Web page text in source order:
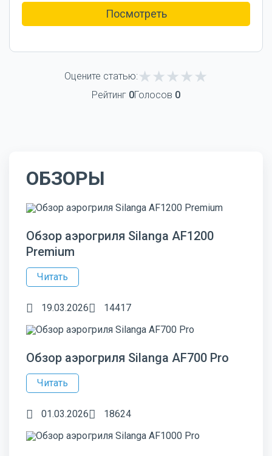
Посмотреть
Оцените статью:
Рейтинг 0Голосов 0
ОБЗОРЫ
Обзор аэрогриля Silanga AF1200
Premium
Читать
19.03.2026 14417
Обзор аэрогриля Silanga AF700 Pro
Читать
01.03.2026 18624